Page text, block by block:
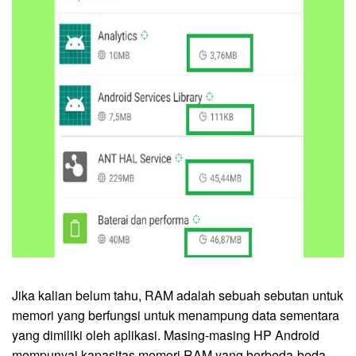
Jika kalian belum tahu, RAM adalah sebuah sebutan untuk
memori yang berfungsi untuk menampung data sementara
yang dimiliki oleh aplikasi. Masing-masing HP Android